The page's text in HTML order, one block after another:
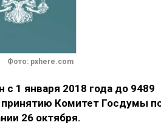
Фото: pxhere.com
1 января 2018 года до 9489
Комитет Госдумы
26 октября.